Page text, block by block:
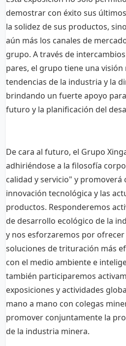
demostrar con éxito sus
la solidez de sus productos,
aún más los canales de
grupo. A través de
pares, el grupo tiene una visión
tendencias de la industria y la
brindando un fuerte apoyo
futuro y la planificación del
De cara al futuro, el Grupo
adhiriéndose a la filosofía
calidad y servicio" y promoverá
innovación tecnológica y las
productos. Responderemos
de desarrollo ecológico de la
y nos esforzaremos por ofrecer
soluciones de trituración más
con el medio ambiente e
también participaremos
exposiciones y actividades
mano a mano con colegas
promover conjuntamente la
de la industria minera.